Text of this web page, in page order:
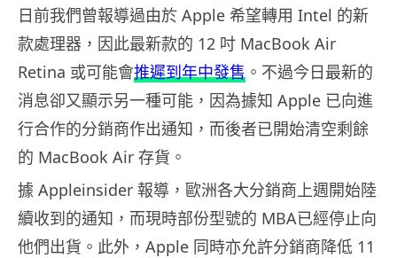
日前我們曾報導過由於 Apple 希望轉用 Intel 的新
款處理器，因此最新款的 12 吋 MacBook Air
Retina 或可能會推遲到年中發售 。不過今日最新的
消息卻又顯示另一種可能，因為據知 Apple 已向進
行合作的分銷商作出通知，而後者已開始清空剩餘
的 MacBook Air 存貨。
據 Appleinsider 報導，歐洲各大分銷商上週開始陸
續收到的通知，而現時部份型號的 MBA已經停止向
他們出貨。此外，Apple 同時亦允許分銷商降低 11